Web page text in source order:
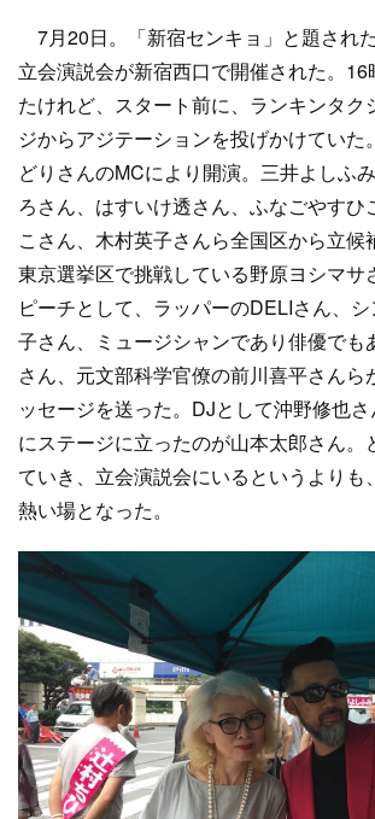
7月20日。「新宿センキョ」と題され
立会演説会が新宿西口で開催された。16
たけれど、スタート前に、ランキンタク
ジからアジテーションを投げかけていた
どりさんのMCにより開演。三井よしふ
ろさん、はすいけ透さん、ふなごやすひ
こさん、木村英子さんら全国区から立候
東京選挙区で挑戦している野原ヨシマサ
ピーチとして、ラッパーのDELIさん、
子さん、ミュージシャンであり俳優でも
さん、元文部科学官僚の前川喜平さんら
ッセージを送った。DJとして沖野修也
にステージに立ったのが山本太郎さん。
ていき、立会演説会にいるというよりも
熱い場となった。